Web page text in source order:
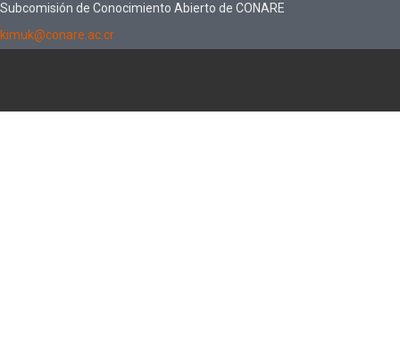
Subcomisión de Conocimiento Abierto de CONARE
kimuk@conare.ac.cr